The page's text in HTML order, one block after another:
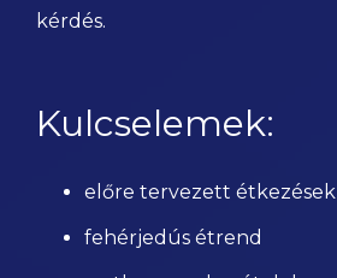
kérdés.
Kulcselemek:
előre tervezett étkezések
fehérjedús étrend